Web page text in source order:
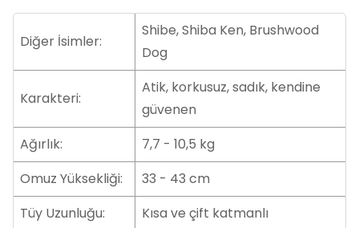
Diğer İsimler:
Shibe, Shiba Ken, Brushwood
Dog
Karakteri:
Atik, korkusuz, sadık, kendine
güvenen
Ağırlık:
7,7 - 10,5 kg
Omuz Yüksekliği:
33 - 43 cm
Tüy Uzunluğu:
Kısa ve çift katmanlı